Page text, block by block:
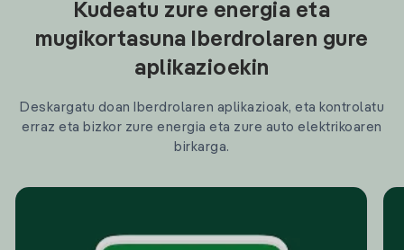
Kudeatu zure energia eta
mugikortasuna Iberdrolaren gure
aplikazioekin
Deskargatu doan Iberdrolaren aplikazioak, eta kontrolatu
erraz eta bizkor zure energia eta zure auto elektrikoaren
birkarga.